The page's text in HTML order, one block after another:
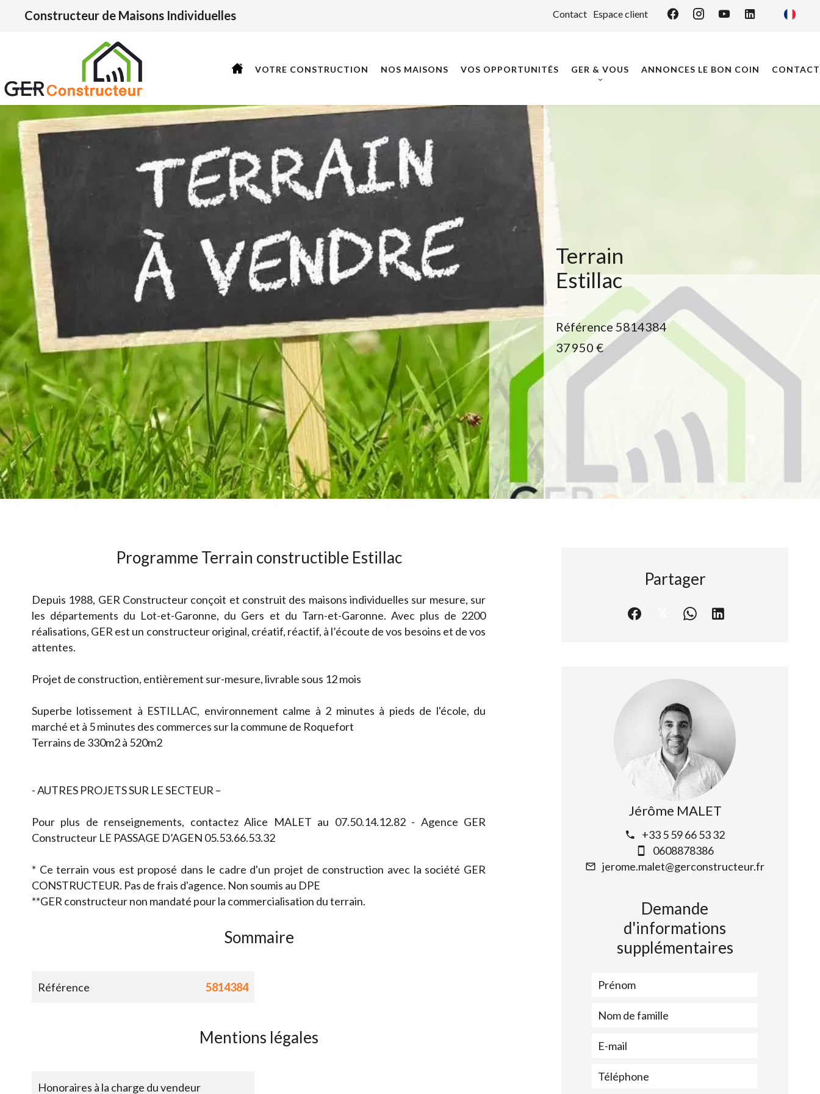
Contact Espace client
Constructeur de Maisons Individuelles
VOTRE CONSTRUCTION NOS MAISONS VOS OPPORTUNITÉS GER & VOUS ANNONCES LE BON COIN CONTACT
Terrain
Estillac
Référence 5814384
37 950 €
Programme Terrain constructible Estillac
Depuis 1988, GER Constructeur conçoit et construit des maisons individuelles sur mesure, sur
les départements du Lot-et-Garonne, du Gers et du Tarn-et-Garonne. Avec plus de 2200
réalisations, GER est un constructeur original, créatif, réactif, à l’écoute de vos besoins et de vos
attentes.
Projet de construction, entièrement sur-mesure, livrable sous 12 mois
Superbe lotissement à ESTILLAC, environnement calme à 2 minutes à pieds de l'école, du
marché et à 5 minutes des commerces sur la commune de Roquefort
Terrains de 330m2 à 520m2
- AUTRES PROJETS SUR LE SECTEUR –
Pour plus de renseignements, contactez Alice MALET au 07.50.14.12.82 - Agence GER
Constructeur LE PASSAGE D’AGEN 05.53.66.53.32
* Ce terrain vous est proposé dans le cadre d'un projet de construction avec la société GER
CONSTRUCTEUR. Pas de frais d'agence. Non soumis au DPE
**GER constructeur non mandaté pour la commercialisation du terrain.
Sommaire
Référence 5814384
Mentions légales
Honoraires à la charge du vendeur
Partager
Jérôme MALET
+33 5 59 66 53 32
0608878386
jerome.malet@gerconstructeur.fr
Demande
d'informations
supplémentaires